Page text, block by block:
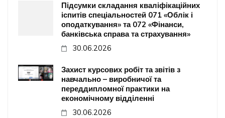
Підсумки складання кваліфікаційних
іспитів спеціальностей 071 «Облік і
оподаткування» та 072 «Фінанси,
банківська справа та страхування»
30.06.2026
Захист курсових робіт та звітів з
навчально – виробничої та
переддипломної практики на
економічному відділенні
30.06.2026